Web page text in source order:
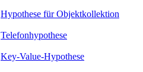
Hypothese für Objektkollektion
Telefonhypothese
Key-Value-Hypothese